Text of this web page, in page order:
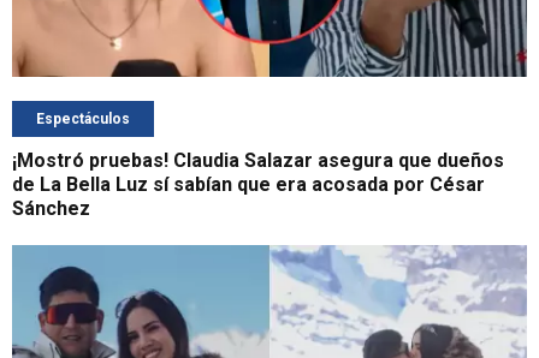
Espectáculos
¡Mostró pruebas! Claudia Salazar asegura que dueños
de La Bella Luz sí sabían que era acosada por César
Sánchez